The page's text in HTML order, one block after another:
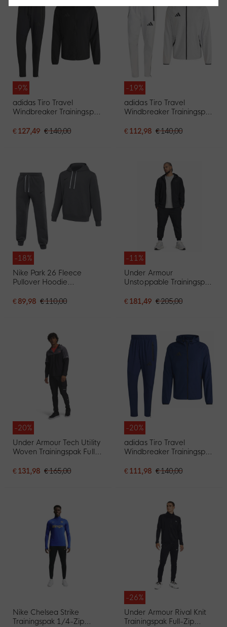
-9%
adidas Tiro Travel
Windbreaker Trainingspak
€ 127,49 € 140,00
-19%
adidas Tiro Travel
Windbreaker Trainingspak
€ 112,98 € 140,00
-18%
Nike Park 26 Fleece
Pullover Hoodie
Zwart
€ 89,98 € 110,00
-11%
Under Armour
Unstoppable Trainingspak
€ 181,49 € 205,00
-20%
Under Armour Tech Utility
Woven Trainingspak Full-
Rood
€ 131,98 € 165,00
-20%
adidas Tiro Travel
Windbreaker Trainingspak
€ 111,98 € 140,00
Nike Chelsea Strike
Trainingspak 1/4-Zip
-26%
Under Armour Rival Knit
Trainingspak Full-Zip